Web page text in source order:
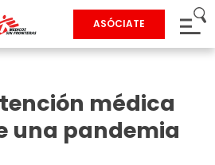
ASÓCIATE
médica
una pandemia